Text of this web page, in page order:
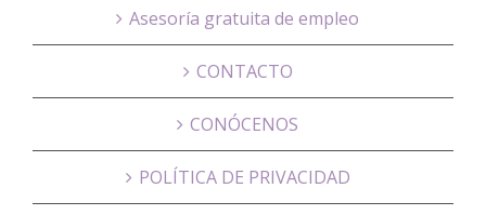
Asesoría gratuita de empleo
CONTACTO
CONÓCENOS
POLÍTICA DE PRIVACIDAD